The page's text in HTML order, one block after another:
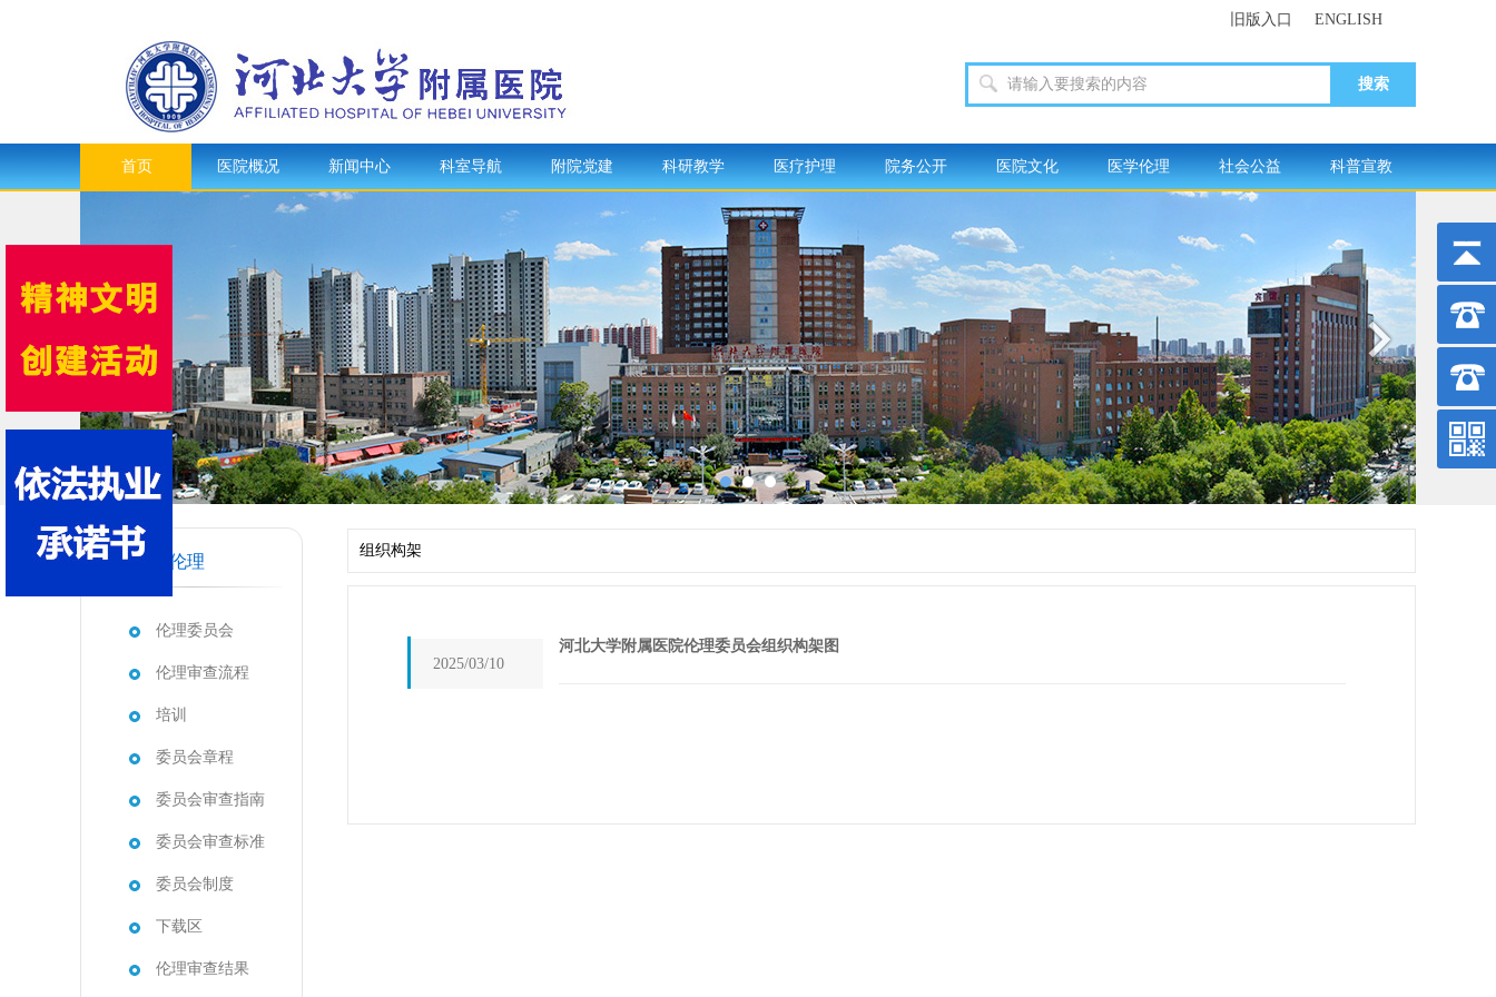
旧版入口 ENGLISH
请输入要搜索的内容
首页 医院概况 新闻中心 科室导航 附院党建 科研教学 医疗护理 院务公开 医院文化 医学伦理 社会公益 科普宣教
医学伦理
伦理委员会
伦理审查流程
培训
委员会章程
委员会审查指南
委员会审查标准
委员会制度
下载区
伦理审查结果
组织构架
2025/03/10
河北大学附属医院伦理委员会组织构架图
工
间